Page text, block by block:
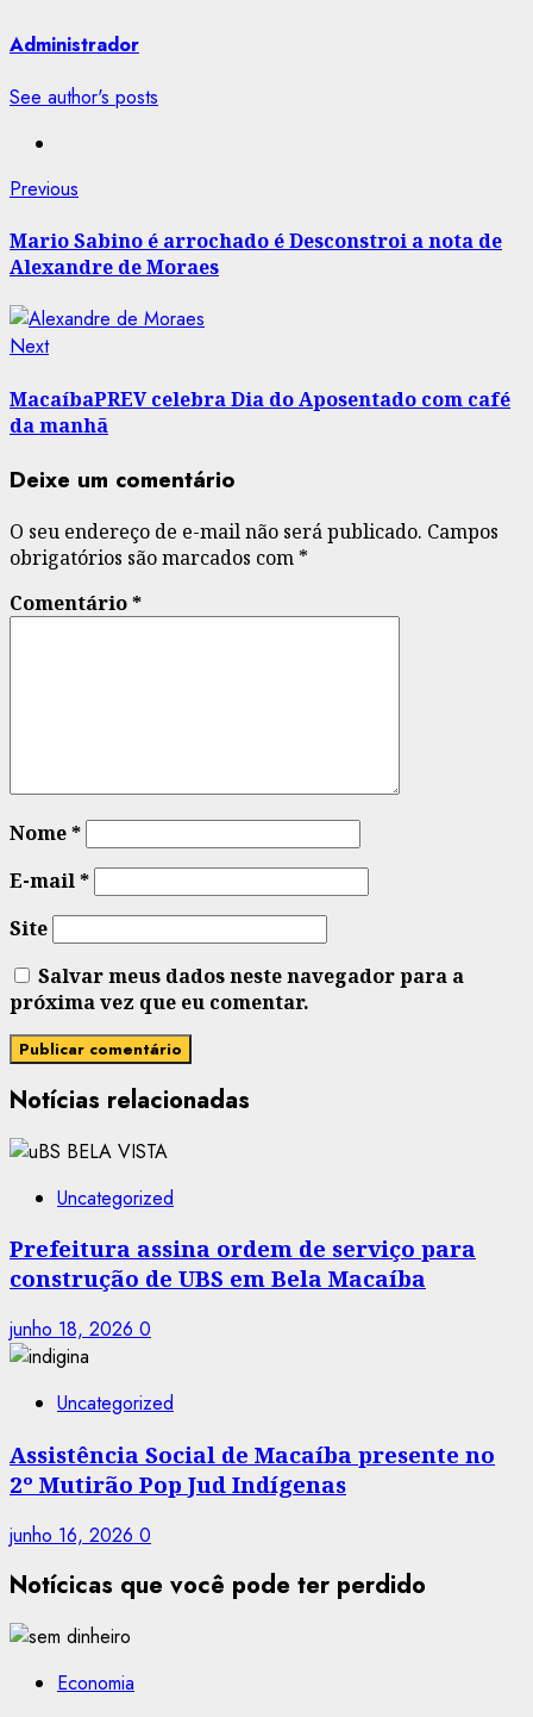
Administrador
See author's posts
Post
navigation
Previous
Mario Sabino é arrochado é Desconstroi a nota de
Alexandre de Moraes
NextNext
MacaíbaPREV celebra Dia do Aposentado com café
da manhã
Deixe um comentário
O seu endereço de e-mail não será publicado. Campos
obrigatórios são marcados com *
Comentário*
Nome*
E-mail*
Site
Salvar meus dados neste navegador para a
próxima vez que eu comentar.
Notícias relacionadas
Uncategorized
Prefeitura assina ordem de serviço para
construção de UBS em Bela Macaíba
junho 18, 2026 0
Uncategorized
Assistência Social de Macaíba presente no
2º Mutirão Pop Jud Indígenas
junho 16, 2026 0
Notícicas que você pode ter perdido
Economia